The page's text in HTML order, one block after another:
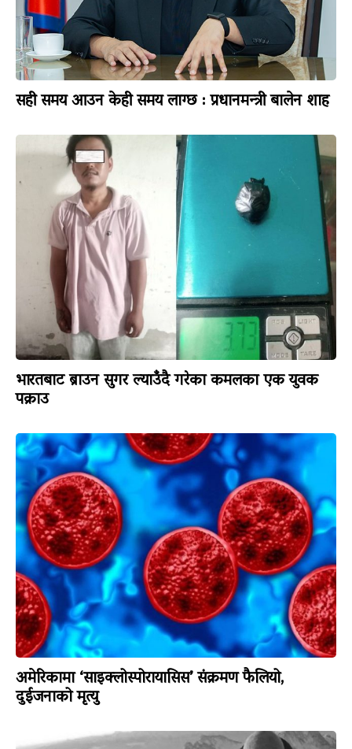
सही समय आउन केही समय लाग्छ : प्रधानमन्त्री बालेन शाह
भारतबाट ब्राउन सुगर ल्याउँदै गरेका कमलका एक युवक
पक्राउ
अमेरिकामा ‘साइक्लोस्पोरायासिस’ संक्रमण फैलियो,
दुईजनाको मृत्यु